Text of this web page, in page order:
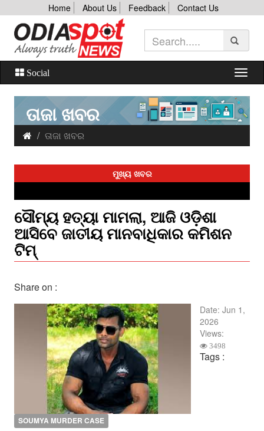
Home About Us Feedback Contact Us
Social
ତାଜା ଖବର
ତାଜା ଖବର
ମୁଖ୍ୟ ଖବର
ସୌମ୍ୟ ହତ୍ୟା ମାମଲା, ଆଜି ଓଡ଼ିଶା
ଆସିବେ ଜାତୀୟ ମାନବାଧିକାର କମିଶନ
ଟିମ୍
Share on :
Date: Jun 1,
2026
Views:
3498
Tags :
SOUMYA MURDER CASE